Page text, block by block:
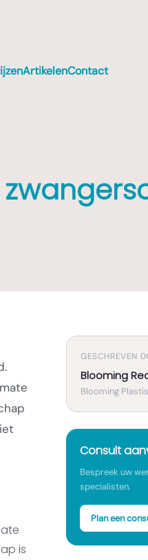
ArtikelenContact
is
GESCHREVEN
Blooming
Blooming
Consult
Bespreek uw
specialisten.
Plan een